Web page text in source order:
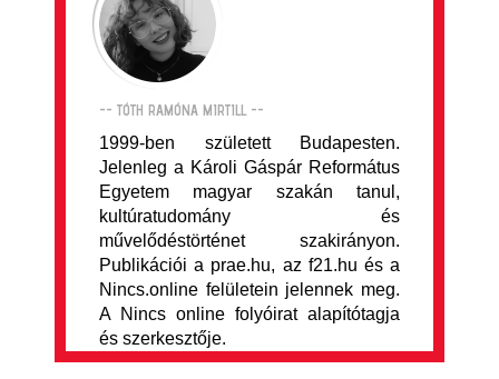
-- TÓTH RAMÓNA MIRTILL --
1999-ben született Budapesten.
Jelenleg a Károli Gáspár Református
Egyetem magyar szakán tanul,
kultúratudomány és
művelődéstörténet szakirányon.
Publikációi a prae.hu, az f21.hu és a
Nincs.online felületein jelennek meg.
A Nincs online folyóirat alapítótagja
és szerkesztője.